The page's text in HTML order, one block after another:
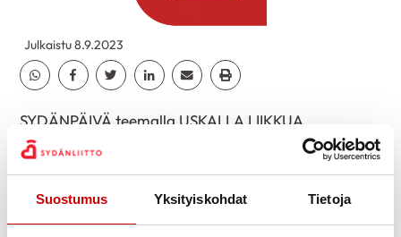
Suostumus Yksityiskohdat Tietoja
Julkaistu 8.9.2023
Jaa Whatsapp
Jaa Facebook
Jaa TwitterJaa Linkedin
Jaa EmailJaa Print
SYDÄNPÄIVÄ teemalla USKALLA LIIKKUA
Etelä-Suomen Sydänpiirin ja paikallisten
Kirkkonummella. Kiertueen tarkoitus on lisätä